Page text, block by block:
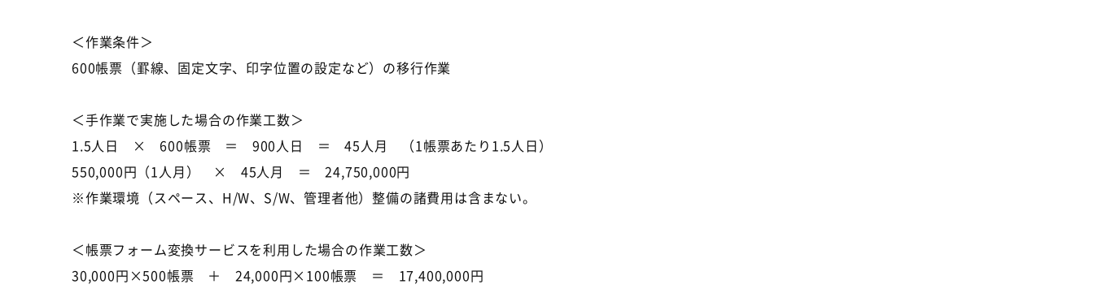
＜作業条件＞
600帳票（罫線、固定文字、印字位置の設定など）の移行作業
＜手作業で実施した場合の作業工数＞
1.5人日 × 600帳票 ＝ 900人日 ＝ 45人月 （1帳票あたり1.5人日）
550,000円（1人月） × 45人月 ＝ 24,750,000円
※作業環境（スペース、H/W、S/W、管理者他）整備の諸費用は含まない。
＜帳票フォーム変換サービスを利用した場合の作業工数＞
30,000円×500帳票 ＋ 24,000円×100帳票 ＝ 17,400,000円